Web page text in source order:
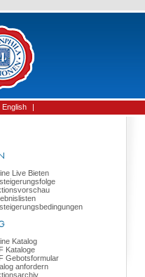
English |
Live Bieten
Katalog
Kataloge
Gebotsformular
anfordern